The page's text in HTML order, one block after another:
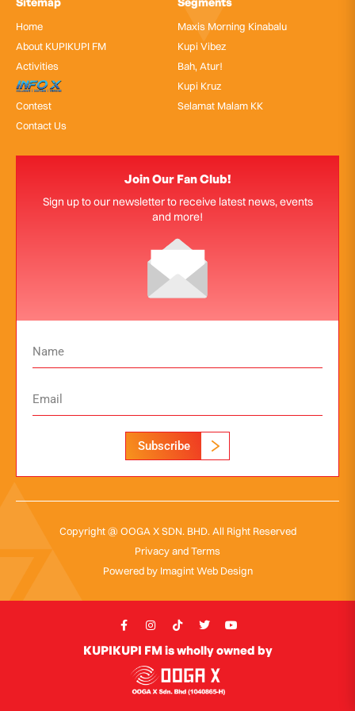
Home
About KUPIKUPI FM
Activities
InfoX
Contest
Contact Us
Maxis Morning Kinabalu
Kupi Vibez
Bah, Atur!
Kupi Kruz
Selamat Malam KK
Join Our Fan Club!
Sign up to our newsletter to receive latest news, events
and more!
Subscribe
Copyright @ OOGA X SDN. BHD. All Right Reserved
Privacy and Terms
Powered by Imagint Web Design
KUPIKUPI FM is wholly owned by